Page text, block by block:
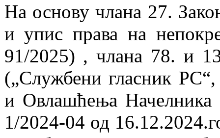
На основу члана 27.
и упис права на
91/2025) , члана 78. и
(„Службени гласник
и Овлашћења
1/2024-04 од